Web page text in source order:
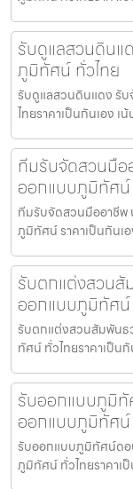
รับดูแลสวนดินแ
ภูมิทัศน์ ทั่วไทย
รับดูแลสวนดินแดง รั
ไทยราคาเป็นกันเอง
ทีมรับจัดสวนมื
ออกแบบภูมิทัศ
ทีมรับจัดสวนมืออาชี
ภูมิทัศน์ ราคาเป็นกันเ
รับตกแต่งสวนสั
ออกแบบภูมิทัศน์
รับตกแต่งสวนสัมพัน
ทัศน์ ทั่วไทยราคาเป็น
รับออกแบบภูมิทั
ออกแบบภูมิทัศน์
รับออกแบบภูมิทัศน์ด
ภูมิทัศน์ ทั่วไทยราคาเ